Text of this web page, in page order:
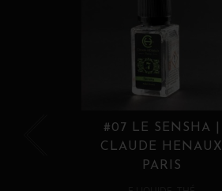
#07 LE SENSHA |
CLAUDE HENAUX
PARIS